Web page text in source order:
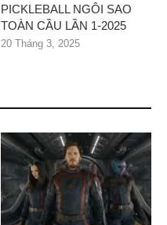
PICKLEBALL NGÔI SAO
TOÀN CẦU LẦN 1-2025
20 Tháng 3, 2025